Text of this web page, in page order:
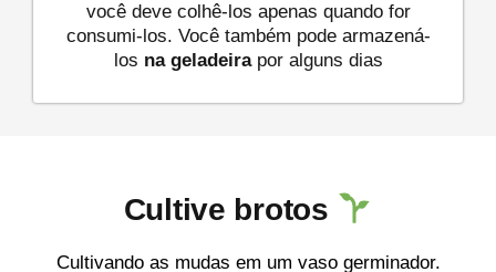
você deve colhê-los apenas quando for
consumi-los. Você também pode armazená-
los na geladeirapor alguns dias
Cultive brotos
Cultivando as mudas em um vaso germinador.